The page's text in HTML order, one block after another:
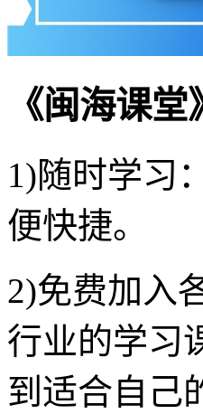
《闽海课堂
1)随时学习
便快捷。
2)免费加入
行业的学习
到适合自己